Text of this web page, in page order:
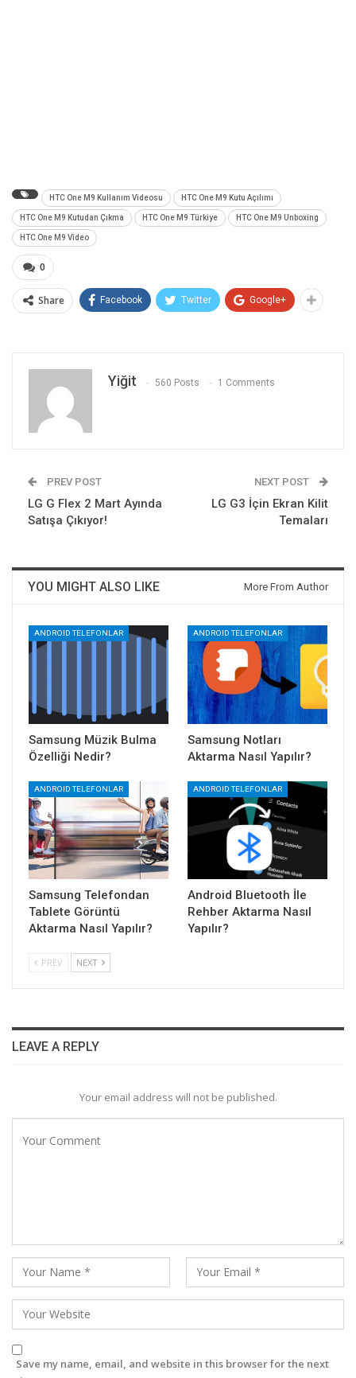
HTC One M9 Kullanım Videosu HTC One M9 Kutu Açılımı
HTC One M9 Kutudan Çıkma HTC One M9 Türkiye HTC One M9 Unboxing
HTC One M9 Video
0
Share Facebook Twitter Google+
Yiğit 560 Posts 1 Comments
PREV POST
LG G Flex 2 Mart Ayında
Satışa Çıkıyor!
NEXT POST
LG G3 İçin Ekran Kilit
Temaları
YOU MIGHT ALSO LIKE More From Author
ANDROID TELEFONLAR
Samsung Müzik Bulma
Özelliği Nedir?
ANDROID TELEFONLAR
Samsung Notları
Aktarma Nasıl Yapılır?
ANDROID TELEFONLAR
Samsung Telefondan
Tablete Görüntü
Aktarma Nasıl Yapılır?
ANDROID TELEFONLAR
Android Bluetooth İle
Rehber Aktarma Nasıl
Yapılır?
PREV NEXT
LEAVE A REPLY
Your email address will not be published.
Save my name, email, and website in this browser for the next